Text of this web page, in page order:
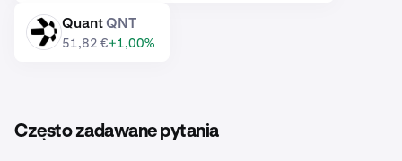
QNT QuantQNT
51,82 €+1,00%
Często zadawane pytania